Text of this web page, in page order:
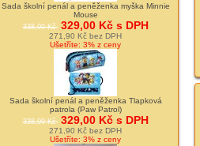
Sada školní penál a peněženka myška Minnie
Mouse
338,00 Kč 329,00 Kč s DPH
271,90 Kč bez DPH
Ušetříte: 3% z ceny
Sada školní penál a peněženka Tlapková
patrola (Paw Patrol)
338,00 Kč 329,00 Kč s DPH
271,90 Kč bez DPH
Ušetříte: 3% z ceny